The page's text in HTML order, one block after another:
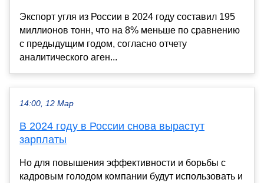
Экспорт угля из России в 2024 году составил 195
миллионов тонн, что на 8% меньше по сравнению
с предыдущим годом, согласно отчету
аналитического аген...
14:00, 12 Мар
В 2024 году в России снова вырастут
зарплаты
Но для повышения эффективности и борьбы с
кадровым голодом компании будут использовать и